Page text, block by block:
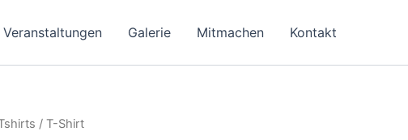
Veranstaltungen Galerie Mitmachen Kontakt
/ T-Shirt